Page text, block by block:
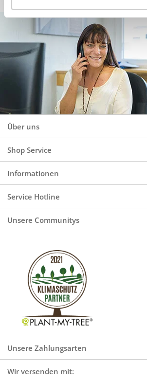
Über uns
Shop Service
Informationen
Service Hotline
Unsere Communitys
Unsere Zahlungsarten
Wir versenden mit: